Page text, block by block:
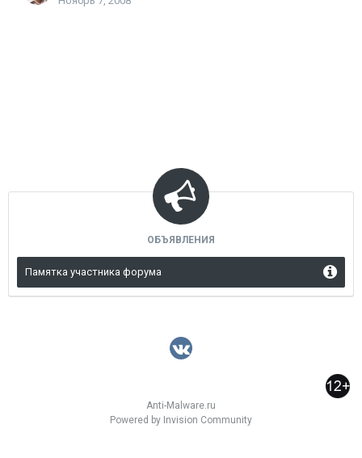
ОБЪЯВЛЕНИЯ
Памятка участника форума
Anti-Malware.ru
Powered by Invision Community